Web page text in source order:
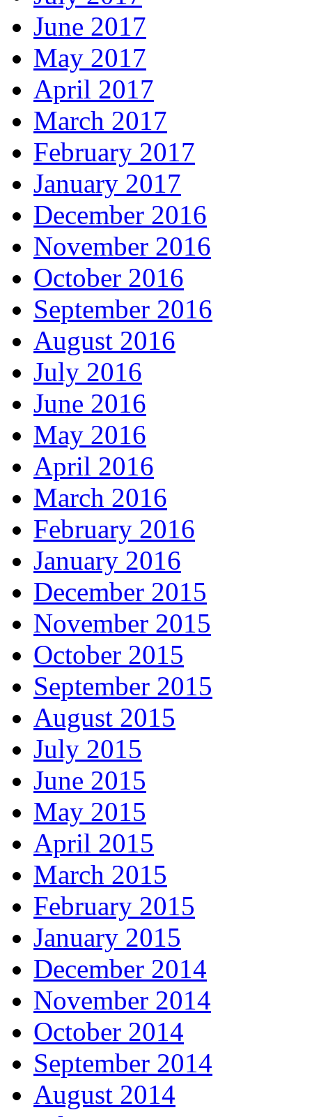
June 2017
May 2017
April 2017
March 2017
February 2017
January 2017
December 2016
November 2016
October 2016
September 2016
August 2016
July 2016
June 2016
May 2016
April 2016
March 2016
February 2016
January 2016
December 2015
November 2015
October 2015
September 2015
August 2015
July 2015
June 2015
May 2015
April 2015
March 2015
February 2015
January 2015
December 2014
November 2014
October 2014
September 2014
August 2014